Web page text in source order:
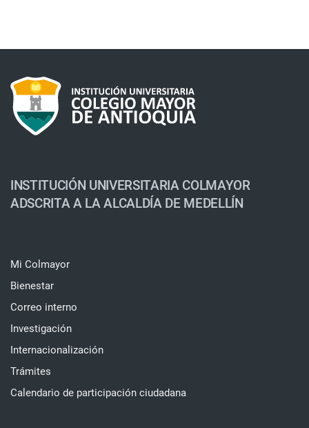
INSTITUCIÓN UNIVERSITARIA COLMAYOR
ADSCRITA A LA ALCALDÍA DE MEDELLÍN
Mi Colmayor
Bienestar
Correo interno
Investigación
Internacionalización
Trámites
Calendario de participación ciudadana